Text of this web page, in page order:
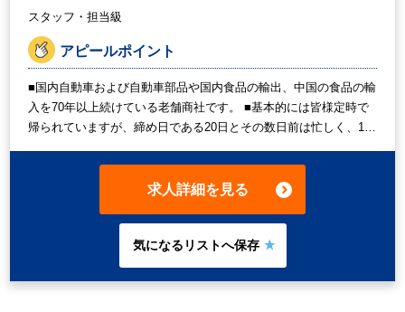
スタッフ・担当級
アピールポイント
■国内自動車および自動車部品や国内食品の輸出、中国の食品の輸
入を70年以上続けている老舗商社です。 ■基本的には皆様定時で
帰られていますが、締め日である20日とその数日前は忙しく、10
業員もいますが、日本語を公用語としているため社内で中国語は
使用しません。 英語は請求書等で少し触れますが、基本的に使用
度に会話も挟み、質問があれば気軽に聞ける雰囲気です。 ■今回
は7月から12月末まで育休に入られる方がいらっしゃるための募集
です。 基本的には中期(2026/12～2027/1)を想定しておりますが、
状況次第では期間が変更になる可能性があります。 ■働き方につ
求人詳細を見る